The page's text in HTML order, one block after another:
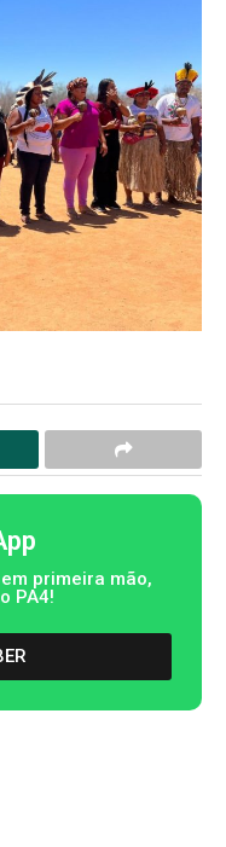
primeira mão,
PA4!